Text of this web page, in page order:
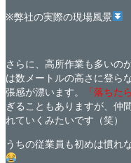
※弊社の実際の現場風景
さらに、高所作業も多いの
は数メートルの高さに登ら
張感が漂います。
「落ちた
ぎることもありますが、仲
れていくみたいです（笑）
うちの従業員も初めは慣れ